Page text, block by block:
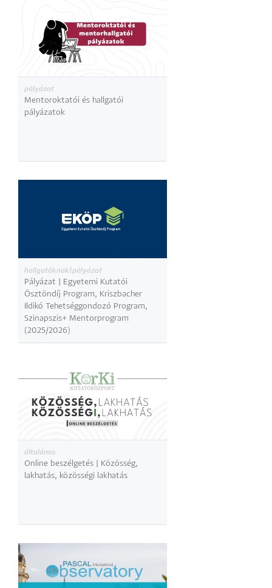
pályázat
Mentoroktatói és hallgatói
pályázatok
hallgatóknak|pályázat
Pályázat | Egyetemi Kutatói
Ösztöndíj Program, Kriszbacher
Ildikó Tehetséggondozó Program,
Szinapszis+ Mentorprogram
(2025/2026)
általános
Online beszélgetés | Közösség,
lakhatás, közösségi lakhatás